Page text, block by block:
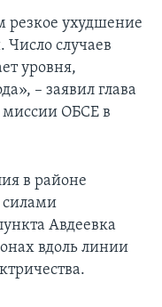
резкое ухудшение
Число случаев
уровня,
– заявил глава
ОБСЕ в
в районе
силами
Авдеевка
вдоль линии